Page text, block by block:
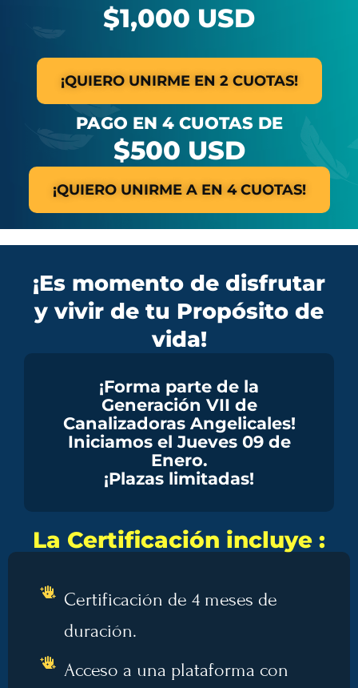
$1,000 USD
¡QUIERO UNIRME EN 2 CUOTAS!
PAGO EN 4 CUOTAS DE
$500 USD
¡QUIERO UNIRME A EN 4 CUOTAS!
¡Es momento de disfrutar
y vivir de tu Propósito de
vida!
¡Forma parte de la
Generación VII de
Canalizadoras Angelicales!
Iniciamos el Jueves 09 de
Enero.
¡Plazas limitadas!
La Certificación incluye :
Certificación de 4 meses de
duración.
Acceso a una plataforma con